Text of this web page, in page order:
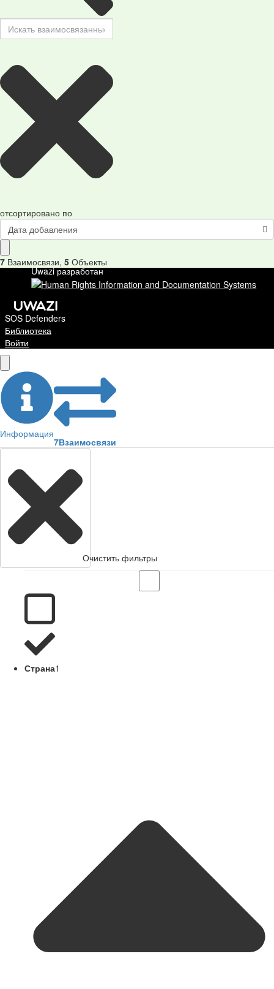
отсортировано по
Дата добавления
7 Взаимосвязи, 5 Объекты
Uwazi разработан
SOS Defenders
Библиотека
Войти
Информация
7Взаимосвязи
Очистить фильтры
Страна1